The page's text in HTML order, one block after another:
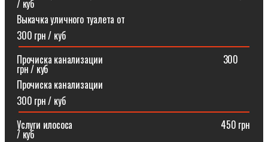
/ куб
Выкачка уличного туалета от
300 грн / куб
Прочиска канализации⠀⠀⠀⠀⠀⠀⠀⠀⠀⠀⠀⠀⠀⠀⠀⠀⠀300
грн / куб
Прочиска канализации
300 грн / куб
Услуги илососа⠀⠀⠀⠀⠀⠀⠀⠀⠀⠀⠀⠀⠀⠀⠀⠀⠀⠀⠀⠀⠀450 грн
/ куб